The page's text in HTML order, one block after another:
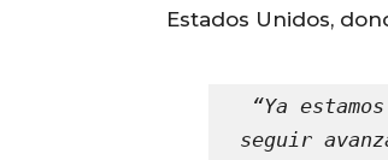
Estados Unidos,
“Ya
seguir